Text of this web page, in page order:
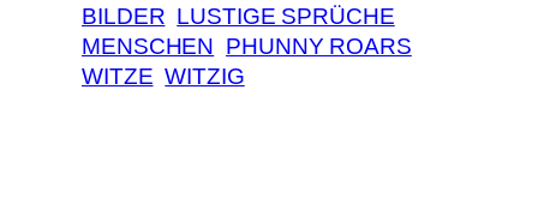
BILDER LUSTIGE SPRÜCHE
MENSCHEN PHUNNY ROARS
WITZE WITZIG